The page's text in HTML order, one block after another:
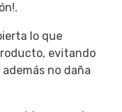
lo que
evitando
no daña